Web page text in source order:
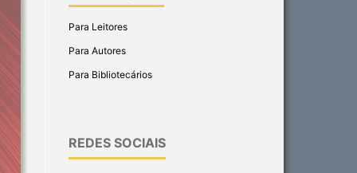
Para Leitores
Para Autores
Para Bibliotecários
REDES SOCIAIS